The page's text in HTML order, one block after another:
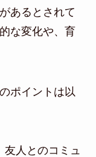
あるとされて
な変化や、育
ポイントは以
人とのコミュ